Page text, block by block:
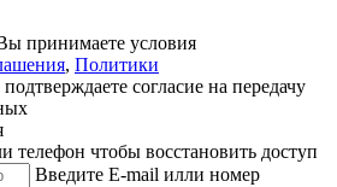
принимаете условия
, Политики
согласие на передачу
чтобы восстановить доступ
Введите E-mail илли номер